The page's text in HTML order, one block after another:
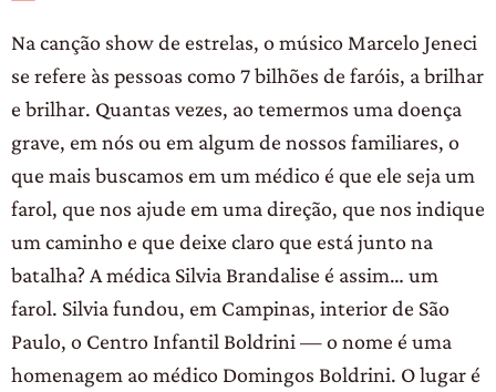
Na canção show de estrelas, o músico Marcelo Jeneci
se refere às pessoas como 7 bilhões de faróis, a brilhar
e brilhar. Quantas vezes, ao temermos uma doença
grave, em nós ou em algum de nossos familiares, o
que mais buscamos em um médico é que ele seja um
farol, que nos ajude em uma direção, que nos indique
um caminho e que deixe claro que está junto na
batalha? A médica Silvia Brandalise é assim… um
farol. Silvia fundou, em Campinas, interior de São
Paulo, o Centro Infantil Boldrini — o nome é uma
homenagem ao médico Domingos Boldrini. O lugar é